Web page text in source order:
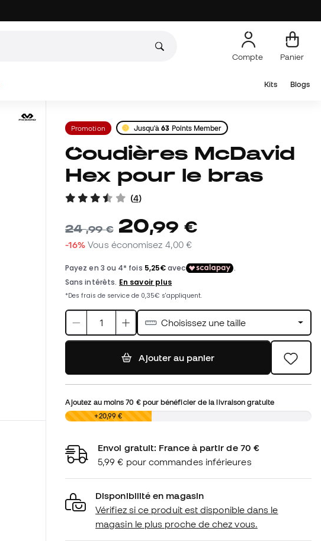
Compte Panier
Kits Blogs
Promotion Jusqu'à63 Points Member
Coudières McDavid
Hex pour le bras
(4)
24,99 € 20,99 €
-16% Vous économisez 4,00 €
Choisissez une taille
Ajouter au panier
Ajoutez au moins70 €pour bénéficier de la livraison gratuite
0,00 € +20,99 €
Envoi gratuit: France à partir de 70 €
5,99 € pour commandes inférieures
Disponibilité en magasin
Vérifiez si ce produit est disponible dans le
magasin le plus proche de chez vous.